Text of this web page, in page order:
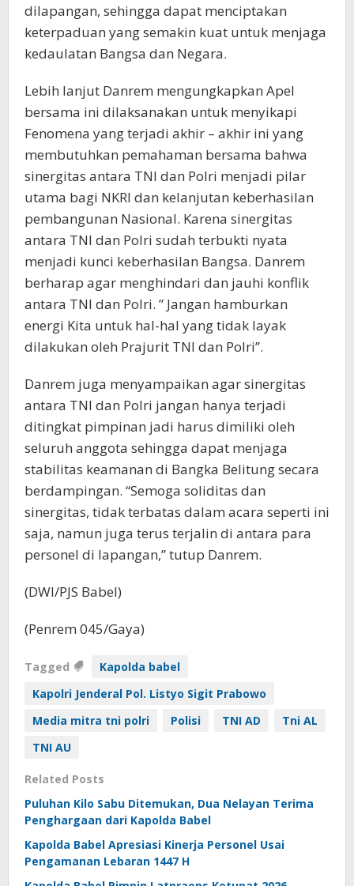
dilapangan, sehingga dapat menciptakan
keterpaduan yang semakin kuat untuk menjaga
kedaulatan Bangsa dan Negara.
Lebih lanjut Danrem mengungkapkan Apel
bersama ini dilaksanakan untuk menyikapi
Fenomena yang terjadi akhir – akhir ini yang
membutuhkan pemahaman bersama bahwa
sinergitas antara TNI dan Polri menjadi pilar
utama bagi NKRI dan kelanjutan keberhasilan
pembangunan Nasional. Karena sinergitas
antara TNI dan Polri sudah terbukti nyata
menjadi kunci keberhasilan Bangsa. Danrem
berharap agar menghindari dan jauhi konflik
antara TNI dan Polri. ” Jangan hamburkan
energi Kita untuk hal-hal yang tidak layak
dilakukan oleh Prajurit TNI dan Polri”.
Danrem juga menyampaikan agar sinergitas
antara TNI dan Polri jangan hanya terjadi
ditingkat pimpinan jadi harus dimiliki oleh
seluruh anggota sehingga dapat menjaga
stabilitas keamanan di Bangka Belitung secara
berdampingan. “Semoga soliditas dan
sinergitas, tidak terbatas dalam acara seperti ini
saja, namun juga terus terjalin di antara para
personel di lapangan,” tutup Danrem.
(DWI/PJS Babel)
(Penrem 045/Gaya)
Tagged
Kapolda babel
Kapolri Jenderal Pol. Listyo Sigit Prabowo
Media mitra tni polri
Polisi TNI AD
Tni AL
TNI AU
Related Posts
Puluhan Kilo Sabu Ditemukan, Dua Nelayan Terima
Penghargaan dari Kapolda Babel
Kapolda Babel Apresiasi Kinerja Personel Usai
Pengamanan Lebaran 1447 H